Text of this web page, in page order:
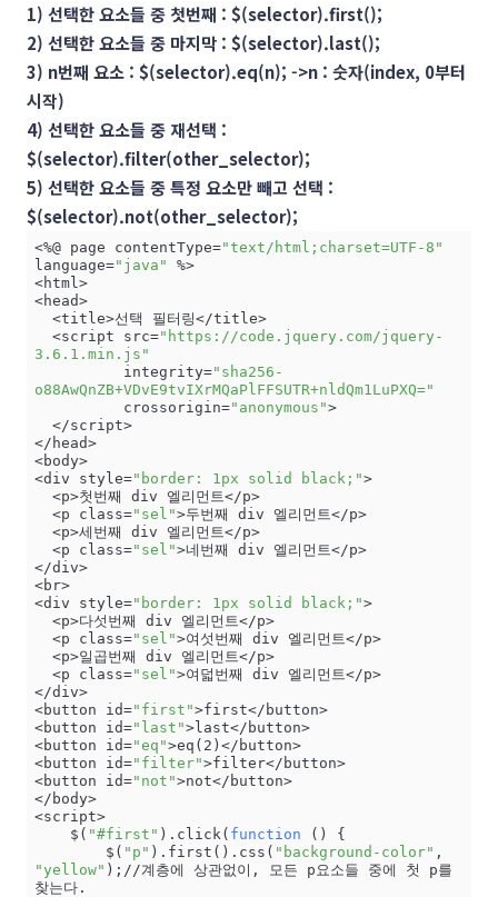
1) 선택한 요소들 중 첫번째 : $(selector).first();
2) 선택한 요소들 중 마지막 : $(selector).last();
3) n번째 요소 : $(selector).eq(n); ->n : 숫자(index, 0부터
시작)
4) 선택한 요소들 중 재선택 :
$(selector).filter(other_selector);
5) 선택한 요소들 중 특정 요소만 빼고 선택 :
$(selector).not(other_selector);
<%@ page contentType="text/html;charset=UTF-8"
language="java" %>
<html>
<head>
  <script src=
"https://code.jquery.com/jquery-
3.6.1.min.js"
          integrity=
"sha256-
o88AwQnZB+VDvE9tvIXrMQaPlFFSUTR+nldQm1LuPXQ="
          crossorigin=
"anonymous">
</head>
<body>
<div style="border: 1px solid black;">
  <p class=
"sel">두번째 div 엘리먼트</p>
  <p class=
"sel">네번째 div 엘리먼트</p>
</div>
<br>
<div style="border: 1px solid black;">
  <p class=
"sel">여섯번째 div 엘리먼트</p>
  <p class=
"sel">여덟번째 div 엘리먼트</p>
</div>
<button id="first">first</button>
<button id="last">last</button>
<button id="eq">eq(2)</button>
<button id="filter">filter</button>
<button id="not">not</button>
</body>
<script>
    $(
"#first" ).click( function () {
        $(
"p" ).first().css( "background-color"
"yellow" );//계층에 상관없이, 모든 p요소들 중에 첫 p를
찾는다.